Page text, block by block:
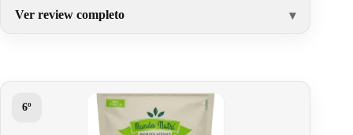
Ver review completo
6º